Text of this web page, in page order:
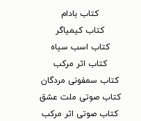
کتاب بادام
کتاب کیمیاگر
کتاب اسب سیاه
کتاب اثر مرکب
کتاب سمفونی مردگان
کتاب صوتی ملت عشق
کتاب صوتی اثر مرکب